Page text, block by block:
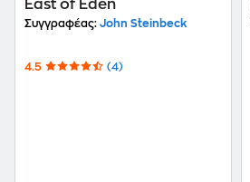
East of Eden
Συγγραφέας: John Steinbeck
4.5 (4)